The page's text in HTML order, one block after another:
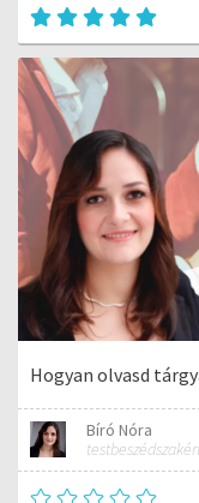
Hogyan olvasd
Bíró Nóra